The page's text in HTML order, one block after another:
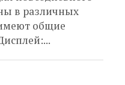
в различных
общие